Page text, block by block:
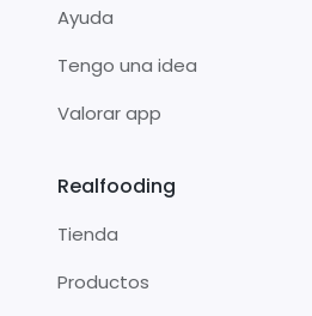
Ayuda
Tengo una idea
Valorar app
Realfooding
Tienda
Productos